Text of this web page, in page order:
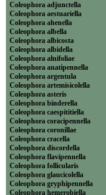
Coleophora adjunctella
Coleophora aestuariella
Coleophora ahenella
Coleophora albella
Coleophora albicosta
Coleophora albidella
Coleophora alnifoliae
Coleophora anatipennella
Coleophora argentula
Coleophora artemisicolella
Coleophora asteris
Coleophora binderella
Coleophora caespititiella
Coleophora coracipennella
Coleophora coronillae
Coleophora cracella
Coleophora discordella
Coleophora flavipennella
Coleophora follicularis
Coleophora glaucicolella
Coleophora gryphipennella
Coleophora hemerobiella